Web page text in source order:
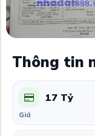
Thông tin
17 Tỷ
Giá